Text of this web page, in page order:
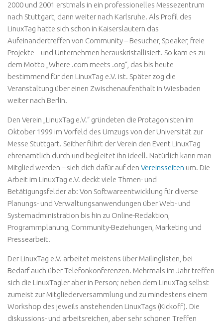
2000 und 2001 erstmals in ein professionelles Messezentrum
nach Stuttgart, dann weiter nach Karlsruhe. Als Profil des
LinuxTag hatte sich schon in Kaiserslautern das
Aufeinandertreffen von Community – Besucher, Speaker, freie
Projekte – und Unternehmen herauskristallisiert. So kam es zu
dem Motto „Where .com meets .org“, das bis heute
bestimmend für den LinuxTag e.V. ist. Später zog die
Veranstaltung über einen Zwischenaufenthalt in Wiesbaden
weiter nach Berlin.
Den Verein „LinuxTag e.V.“ gründeten die Protagonisten im
Oktober 1999 im Vorfeld des Umzugs von der Universität zur
Messe Stuttgart. Seither führt der Verein den Event LinuxTag
ehrenamtlich durch und begleitet ihn ideell. Natürlich kann man
Mitglied werden – sieh dich dafür auf den Vereinsseiten um. Die
Arbeit im LinuxTag e.V. deckt viele Thmen- und
Betätigungsfelder ab: Von Softwareentwicklung für diverse
Planungs- und Verwaltungsanwendungen über Web- und
Systemadministration bis hin zu Online-Redaktion,
Programmplanung, Community-Beziehungen, Marketing und
Pressearbeit.
Der LinuxTag e.V. arbeitet meistens über Mailinglisten, bei
Bedarf auch über Telefonkonferenzen. Mehrmals im Jahr treffen
sich die LinuxTagler aber in Person; neben dem LinuxTag selbst
zumeist zur Mitgliederversammlung und zu mindestens einem
Workshop des jeweils anstehenden LinuxTags (Kickoff). Die
diskussions- und arbeitsreichen, aber sehr schönen Treffen